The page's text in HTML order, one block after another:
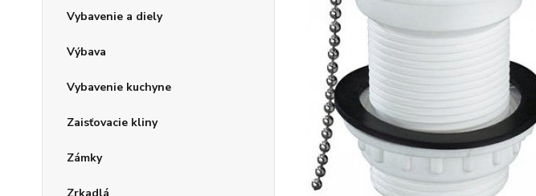
Vybavenie a diely
Výbava
Vybavenie kuchyne
Zaisťovacie kliny
Zámky